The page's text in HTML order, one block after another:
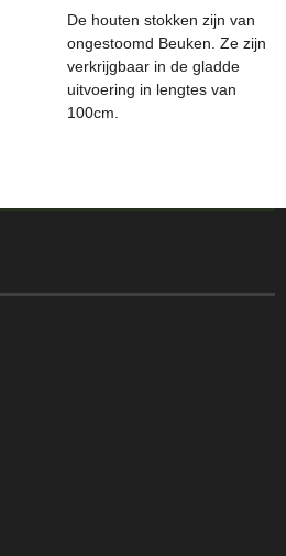
De houten stokken zijn van
ongestoomd Beuken. Ze zijn
verkrijgbaar in de gladde
uitvoering in lengtes van
100cm.